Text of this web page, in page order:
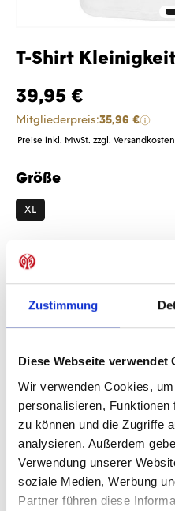
Zustimmung
Diese Webseite verwendet
Wir verwenden Cookies,
personalisieren,
zu können und die Zugriffe
analysieren. Außerdem
Verwendung unserer
soziale Medien, Werbung
Partner führen diese
T-Shirt
39,95 €
Mitgliederpreis:35,96 €
Preise inkl. MwSt. zzgl. Versandkosten
Größe
auswählen
XL
Produkt Anzahl:
Anzahl
Sofort verfügbar,
IN DEN
Produktdetails